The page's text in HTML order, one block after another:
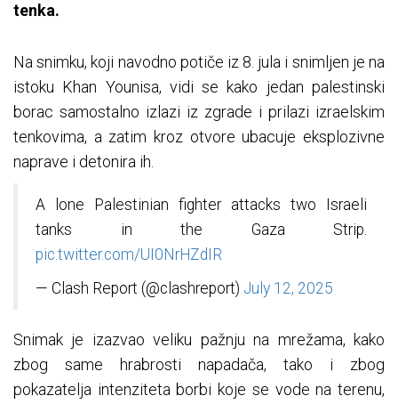
tenka.
Na snimku, koji navodno potiče iz 8. jula i snimljen je na
istoku Khan Younisa, vidi se kako jedan palestinski
borac samostalno izlazi iz zgrade i prilazi izraelskim
tenkovima, a zatim kroz otvore ubacuje eksplozivne
naprave i detonira ih.
A lone Palestinian fighter attacks two Israeli
tanks in the Gaza Strip.
pic.twitter.com/UI0NrHZdIR
— Clash Report (@clashreport) July 12, 2025
Snimak je izazvao veliku pažnju na mrežama, kako
zbog same hrabrosti napadača, tako i zbog
pokazatelja intenziteta borbi koje se vode na terenu,